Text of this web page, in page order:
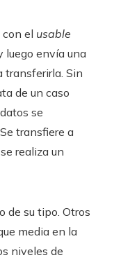
el usable
luego envía una
transferirla. Sin
de un caso
se
transfiere a
realiza un
de su tipo. Otros
media en la
niveles de